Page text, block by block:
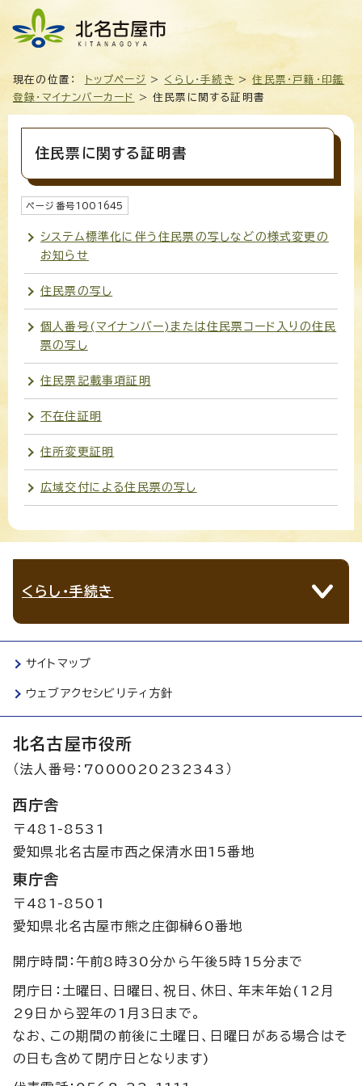
現在の位置： トップページ > くらし・手続き >住民票・戸籍・印鑑
登録・マイナンバーカード
> 住民票に関する証明書
住民票に関する証明書
ページ番号1001645
システム標準化に伴う住民票の写しなどの様式変更の
お知らせ
住民票の写し
個人番号(マイナンバー)または住民票コード入りの住民
票の写し
住民票記載事項証明
不在住証明
住所変更証明
広域交付による住民票の写し
くらし・手続き
サイトマップ
ウェブアクセシビリティ方針
北名古屋市役所
（法人番号：7000020232343）
西庁舎
〒481-8531
愛知県北名古屋市西之保清水田15番地
東庁舎
〒481-8501
愛知県北名古屋市熊之庄御榊60番地
開庁時間：午前8時30分から午後5時15分まで
閉庁日：土曜日、日曜日、祝日、休日、年末年始(12月
29日から翌年の1月3日まで。
なお、この期間の前後に土曜日、日曜日がある場合はそ
の日も含めて閉庁日となります)